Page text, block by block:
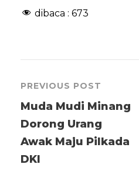
dibaca : 673
PREVIOUS POST
Muda Mudi Minang
Dorong Urang
Awak Maju Pilkada
DKI